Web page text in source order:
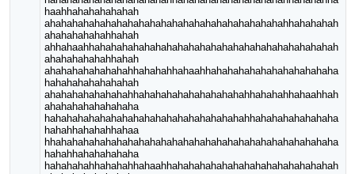
haahhahahahahahah
ahahahahahahahahahahahahahahahahahahahahahahhahahahah
ahahahahahahhahah
ahhahaahhahahahahahahahahahahahahahahahahahahahahahah
ahahahahahahhahah
ahahahahahahahahhahahahhahaahhahahahahahahahahahahaha
hahahahahahahahah
ahahahahahahahahhahahahahahahahahahahhahahahhahaahhah
ahahahahahahahaha
hahahahahahahahahahahahahahahahahahahhahahahahahahaha
hahahhahahahhahaa
hhahahahahahahahahahahahahahahahahahahahahahahahahaha
hahahhahahahahaha
hahahahahhahahahhahaahhahahahahahahahahahahahahahahah